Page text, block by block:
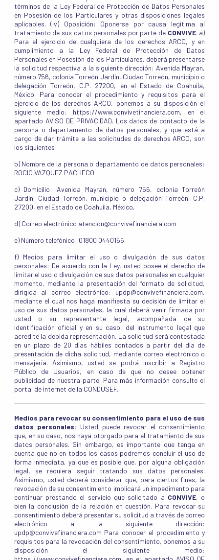
términos de la Ley Federal de Protección de Datos Personales
en Posesión de los Particulares y otras disposiciones legales
aplicables. (iv) Oposición: Oponerse por causa legítima al
tratamiento de sus datos personales por parte de CONVIVE. a)
Para el ejercicio de cualquiera de los derechos ARCO, y en
cumplimiento a la Ley Federal de Protección de Datos
Personales en Posesión de los Particulares, deberá presentarse
la solicitud respectiva a la siguiente dirección: Avenida Mayran,
número 756, colonia Torreón Jardín, Ciudad Torreón, municipio o
delegación Torreón, C.P. 27200, en el Estado de Coahuila,
México. Para conocer el procedimiento y requisitos para el
ejercicio de los derechos ARCO, ponemos a su disposición el
siguiente medio: https://www.convivetinanciera.com, en el
apartado AVISO DE PRIVACIDAD. Los datos de contacto de la
persona o departamento de datos personales, y que está a
cargo de dar trámite a las solicitudes de derechos ARCO, son
los siguientes:
b) Nombre de la persona o departamento de datos personales:
ROCIO VAZQUEZ PACHECO
c) Domicilio: Avenida Mayran, número 756, colonia Torreón
Jardín, Ciudad Torreón, municipio o delegación Torreón, C.P.
27200, en el Estado de Coahuila, México,
d) Correo electrónico atencion@convivefinanciera.com
e) Número telefónico: 01800 0440156
f) Medios para limitar el uso o divulgación de sus datos
personales: De acuerdo con la Ley, usted posee el derecho de
limitar el uso o divulgación de sus datos personales en cualquier
momento, mediante la presentación del formato de solicitud,
dirigida al correo electrónico: updp@convivefinanciera.com,
mediante el cual nos haga manifiesta su decisión de limitar el
uso de sus datos personales, la cual deberá venir firmada por
usted o su representante legal, acompañada de su
identificación oficial y en su caso, del instrumento legal que
acredite la debida representación. La solicitud será contestada
en un plazo de 20 días hábiles contados a partir del día de
presentación de dicha solicitud, mediante correo electrónico o
mensajería. Asimismo, usted se podrá inscribir a Registro
Público de Usuarios, en caso de que no desee obtener
publicidad de nuestra parte. Para más información consulte el
portal de internet de la CONDUSEF.
Medios para revocar su consentimiento para el uso de sus
datos personales: Usted puede revocar el consentimiento
que, en su caso, nos haya otorgado para el tratamiento de sus
datos personales. Sin embargo, es importante que tenga en
cuenta que no en todos los casos podremos concluir el uso de
forma inmediata, ya que es posible que, por alguna obligación
legal, se requiera seguir tratando sus datos personales.
Asimismo, usted deberá considerar que, para ciertos fines, la
revocación de su consentimiento implicará un impedimento para
continuar prestando el servicio que solicitado a CONVIVE, o
bien la conclusión de la relación en cuestión. Para revocar su
consentimiento deberá presentar su solicitud a través de correo
electrónico a la siguiente dirección:
updp@convivefinanciera.com Para conocer el procedimiento y
requisitos para la revocación del consentimiento, ponemos a su
disposición el siguiente medio: